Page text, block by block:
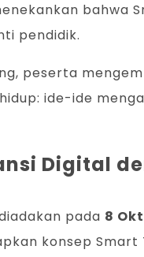
bahwa
pendidik.
peserta
ide-ide
Digital
pada 8
konsep